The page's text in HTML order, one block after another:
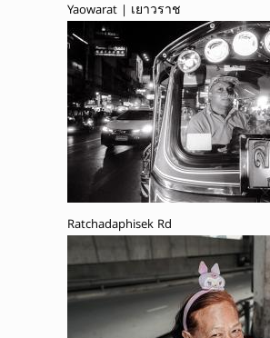
Yaowarat | เยาวราช
Ratchadaphisek Rd